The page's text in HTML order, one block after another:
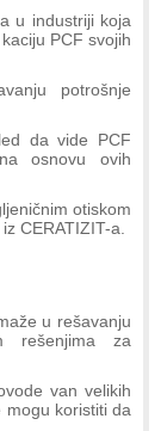
u industriji koja
PCF svojih
potrošnje
da vide PCF
osnovu ovih
otiskom
CERATIZIT-a.
u rešavanju
rešenjima za
van velikih
mogu koristiti da